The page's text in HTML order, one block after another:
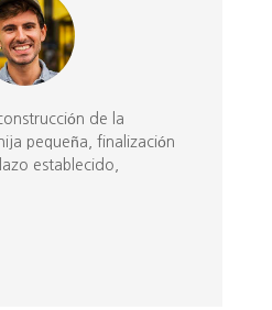
de la
pequeña, finalización
establecido,